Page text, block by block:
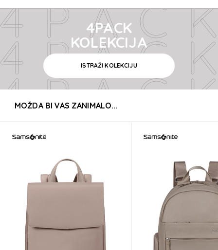
4PACK
4PACK
4PACK
4PACK
4PACK
4PACK
4PACK
KOLEKCIJA
ISTRAŽI KOLEKCIJU
MOŽDA BI VAS ZANIMALO...